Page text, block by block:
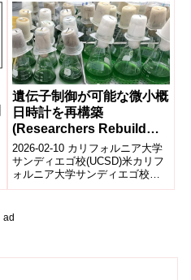
遺伝子制御が可能な微小概
日時計を再構築
(Researchers Rebuild
Microscopic Circadian
Clock That Can Control
Genes)
2026-02-10 カリフォルニア大学
サンディエゴ校(UCSD)米カリフ
ォルニア大学サンディエゴ校
(UCSD)の研究チームは、遺伝子
ad